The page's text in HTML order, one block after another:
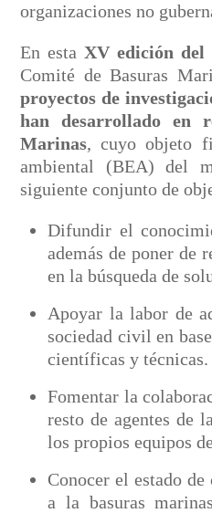
organizaciones no
En esta XV edición del
Comité de Basuras
proyectos de
han desarrollado en
Marinas, cuyo objeto
ambiental (BEA) del
siguiente conjunto de
Difundir el
además de poner de
en la búsqueda de
Apoyar la labor de
sociedad civil en
científicas y técnicas.
Fomentar la
resto de agentes de
los propios equipos
Conocer el estado
a la basuras